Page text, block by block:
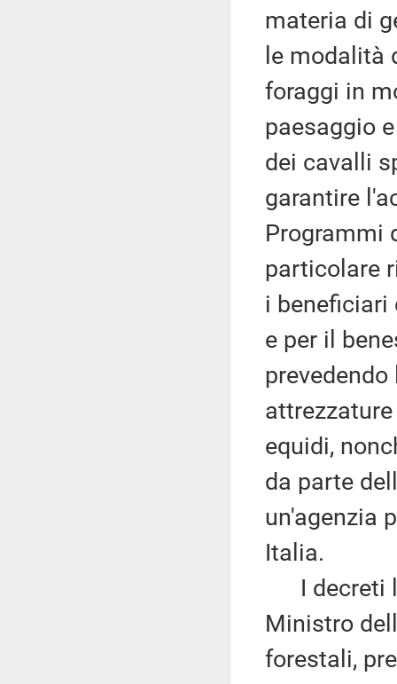
materia di
le modalità
foraggi in
paesaggio
dei cavalli
garantire
Programmi
particolare
i beneficiari
e per il
equidi,
da parte
un'agenzia
Italia.
I decreti
Ministro
forestali,